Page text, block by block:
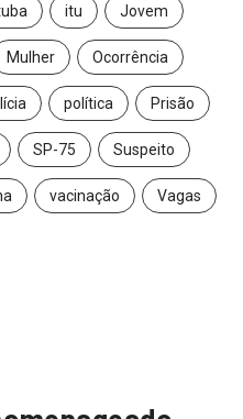
itu Jovem
Mulher Ocorrência
política Prisão
SP-75 Suspeito
vacinação Vagas